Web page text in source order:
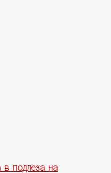
в подлеза на